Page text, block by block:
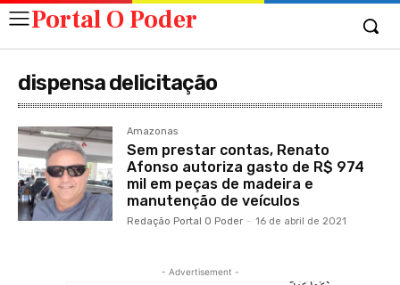
Portal O Poder
dispensa delicitação
Amazonas
Sem prestar contas, Renato
Afonso autoriza gasto de R$ 974
mil em peças de madeira e
manutenção de veículos
Redação Portal O Poder - 16 de abril de 2021
- Advertisement -